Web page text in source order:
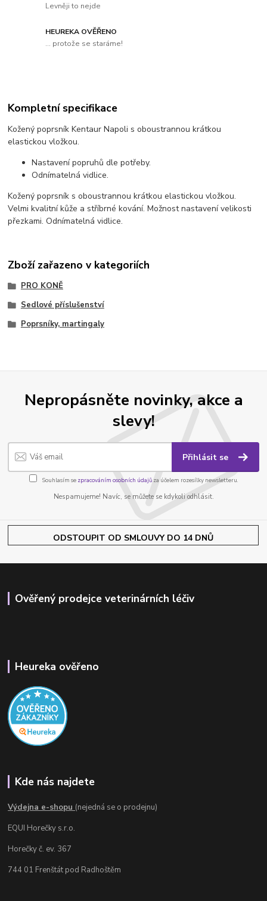
Levněji to nejde
HEUREKA OVĚŘENO
... protože se staráme!
Kompletní specifikace
Kožený poprsník Kentaur Napoli s oboustrannou krátkou
elastickou vložkou.
Nastavení popruhů dle potřeby.
Odnímatelná vidlice.
Kožený poprsník s oboustrannou krátkou elastickou vložkou.
Velmi kvalitní kůže a stříbrné kování. Možnost nastavení velikosti
přezkami. Odnímatelná vidlice.
Zboží zařazeno v kategoriích
PRO KONĚ
Sedlové příslušenství
Poprsníky, martingaly
Nepropásněte novinky, akce a
slevy!
Přihlásit se
Souhlasím se zpracováním osobních údajůza účelem rozesílky newsletteru.
Nespamujeme! Navíc, se můžete se kdykoli odhlásit.
ODSTOUPIT OD SMLOUVY DO 14 DNŮ
Ověřený prodejce veterinárních léčiv
Heureka ověřeno
Kde nás najdete
Výdejna e-shopu (nejedná se o prodejnu)
EQUI Horečky s.r.o.
Horečky č. ev. 367
744 01 Frenštát pod Radhoštěm